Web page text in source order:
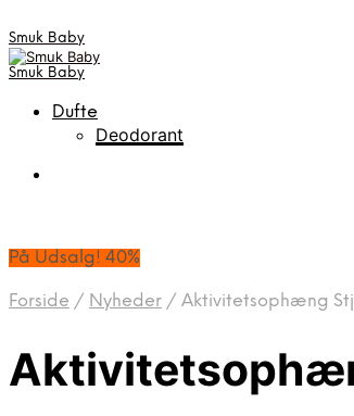
Smuk Baby
Smuk Baby
Dufte
Deodorant
På Udsalg! 40%
Forside / Nyheder / Aktivitetsophæng